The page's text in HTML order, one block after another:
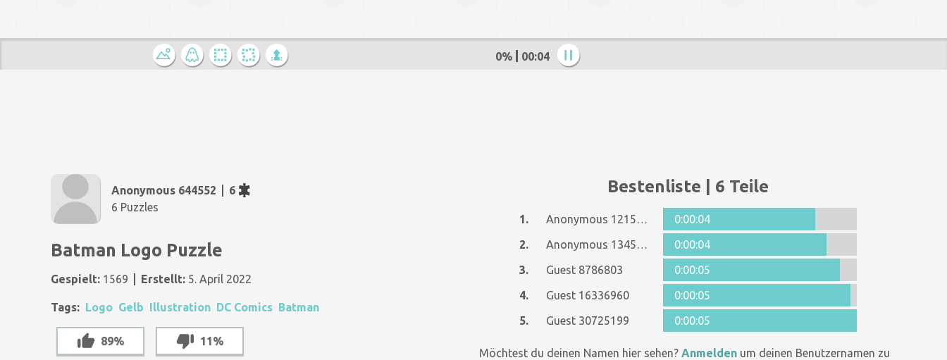
0% 00:05
Anonymous 644552
6
6 Puzzles
Batman Logo Puzzle
Gespielt: 1569 Erstellt: 5. April 2022
Tags: Logo Gelb Illustration DC Comics Batman
89% 11%
Bestenliste | 6 Teile
1. Anonymous 1215249
0:00:04
2.
Anonymous 1345227
0:00:04
3.
Guest 8786803
0:00:05
4.
Guest 16336960
0:00:05
5.
Guest 30725199 0:00:05
Möchtest du deinen Namen hier sehen? Anmelden um deinen Benutzernamen zu